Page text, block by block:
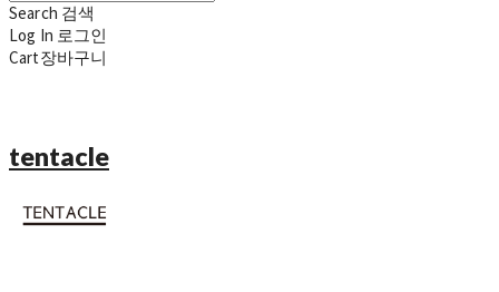
Search 검색
Log In 로그인
Cart장바구니
tentacle